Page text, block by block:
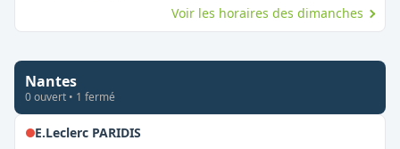
Voir les horaires des dimanches
Nantes
0ouvert • 1 fermé
E.Leclerc PARIDIS,